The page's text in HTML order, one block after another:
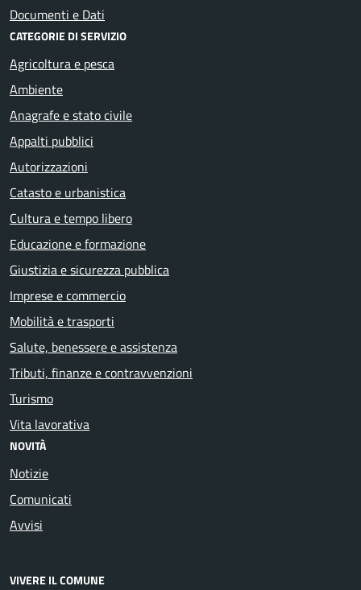
Documenti e Dati
CATEGORIE DI SERVIZIO
Agricoltura e pesca
Ambiente
Anagrafe e stato civile
Appalti pubblici
Autorizzazioni
Catasto e urbanistica
Cultura e tempo libero
Educazione e formazione
Giustizia e sicurezza pubblica
Imprese e commercio
Mobilità e trasporti
Salute, benessere e assistenza
Tributi, finanze e contravvenzioni
Turismo
Vita lavorativa
NOVITÀ
Notizie
Comunicati
Avvisi
VIVERE IL COMUNE